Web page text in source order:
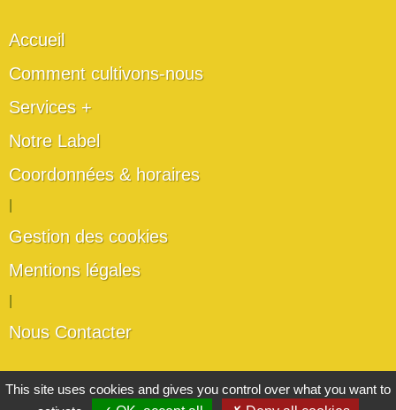
Accueil
Comment cultivons-nous
Services +
Notre Label
Coordonnées & horaires
Gestion des cookies
Mentions légales
Nous Contacter
Les artisans du végétal
This site uses cookies and gives you control over what you want to